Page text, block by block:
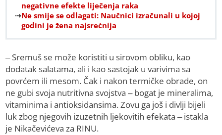
negativne efekte liječenja raka
Ne smije se odlagati: Naučnici izračunali u kojoj
godini je žena najsrećnija
– Sremuš se može koristiti u sirovom obliku, kao
dodatak salatama, ali i kao sastojak u varivima sa
povrćem ili mesom. Čak i nakon termičke obrade, on
ne gubi svoja nutritivna svojstva – bogat je mineralima,
vitaminima i antioksidansima. Zovu ga još i divlji bijeli
luk zbog njegovih izuzetnih ljekovitih efekata – istakla
je Nikačevićeva za RINU.